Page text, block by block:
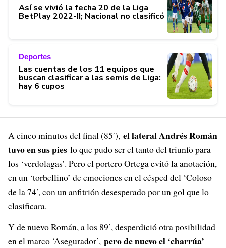
Así se vivió la fecha 20 de la Liga
BetPlay 2022-II; Nacional no clasificó
Deportes
Las cuentas de los 11 equipos que
buscan clasificar a las semis de Liga:
hay 6 cupos
A cinco minutos del final (85′), el lateral Andrés Román
tuvo en sus pies lo que pudo ser el tanto del triunfo para
los ‘verdolagas’. Pero el portero Ortega evitó la anotación,
en un ‘torbellino’ de emociones en el césped del ‘Coloso
de la 74′, con un anfitrión desesperado por un gol que lo
clasificara.
Y de nuevo Román, a los 89’, desperdició otra posibilidad
en el marco ‘Asegurador’, pero de nuevo el ‘charrúa’